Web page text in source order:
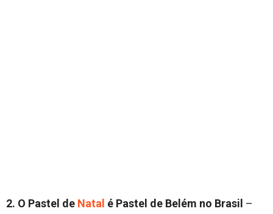
2. O Pastel de Natal é Pastel de Belém no Brasil –